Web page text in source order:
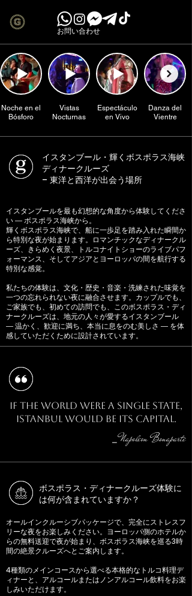
お問い合わせ
Noche en el
Bósforo
Vistas
Nocturnas
Espectáculo
en Vivo
Danza del
Vientre
イスタンブール・輝くボスポラス海峡
ディナークルーズ
– 東洋と西洋が出会う場所
イスタンブールを最も幻想的な角度から体験してくださ
い ― ボスポラス海峡から。
輝くボスポラス海峡で、船に一歩足を踏み入れた瞬間か
ら特別な夜が始まります。ロマンチックなディナークル
ーズ、きらめく夜景、トルコナイトショーのライブパフ
ォーマンス、そしてアジアとヨーロッパの間を航行する
特別な感覚。
私たちの体験は、文化・歴史・音楽・洗練された味覚を
一つの忘れられない夜に融合させます。カップルでも、
ご家族でも、初めての訪問でも、このボスポラス・ディ
ナークルーズは、地元の人々が愛するイスタンブール
― 温かく、歓迎に満ち、本当に息をのむ美しさ ― を体
感していただくために設計されています。
If the world were a single state,
Istanbul would be its capital.
Napoleon Bonaparte
ボスポラス・ディナークルーズ体験に
は何が含まれていますか？
オールインクルーシブパッケージで、完全にストレスフ
リーな夜をお楽しみください。ヨーロッパ側のホテルか
らの無料送迎で夜が始まり、ボスポラス海峡を巡る3時
間の絶景クルーズへとご案内します。
4種類のメインコースから選べる本格的なトルコ料理デ
ィナーと、アルコールまたはノンアルコール飲料をお楽
しみいただけます。